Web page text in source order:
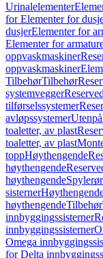
Urinalelementer
for Elementer for
dusjerElementer for
Elementer for
oppvaskmaskiner
oppvaskmaskiner
TilbehørTilbehør
systemvegger
tilførselssystemer
avløpssystemer
toaletter, av plast
toaletter, av plast
toppHøythengende
høythengende
høythengende
sisterner
høythengendeTilbehør
innbyggingssisterner
innbyggingssisterner
Omega
for Delta